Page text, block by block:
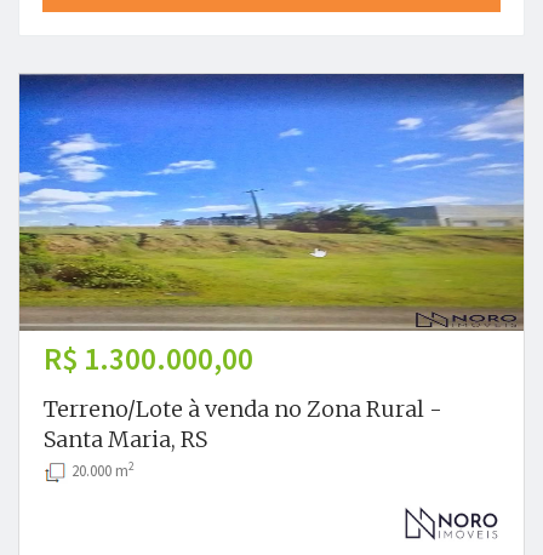
R$ 1.300.000,00
Terreno/Lote à venda no Zona Rural -
Santa Maria, RS
20.000 m2